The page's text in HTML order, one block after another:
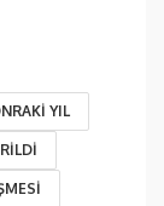
YIL